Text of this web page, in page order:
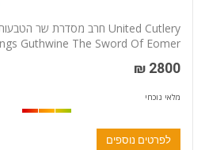
Guthwine The Sword Of Eomer
2800 ₪
מלאי נוכחי
לפרטים נוספים